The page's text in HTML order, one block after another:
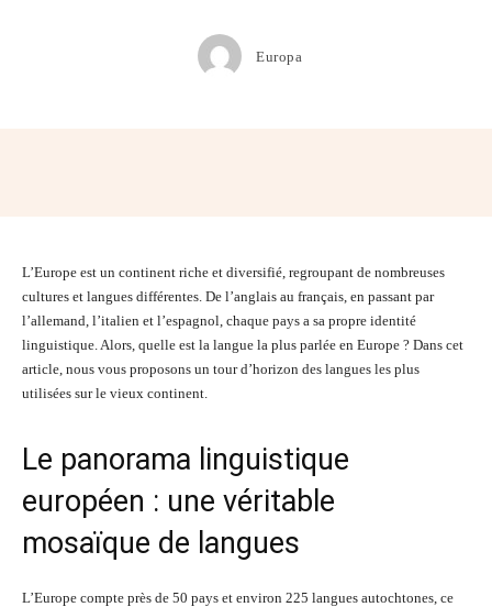
Europa
L’Europe est un continent riche et diversifié, regroupant de nombreuses
cultures et langues différentes. De l’anglais au français, en passant par
l’allemand, l’italien et l’espagnol, chaque pays a sa propre identité
linguistique. Alors, quelle est la langue la plus parlée en Europe ? Dans cet
article, nous vous proposons un tour d’horizon des langues les plus
utilisées sur le vieux continent.
Le panorama linguistique
européen : une véritable
mosaïque de langues
L’Europe compte près de 50 pays et environ 225 langues autochtones, ce